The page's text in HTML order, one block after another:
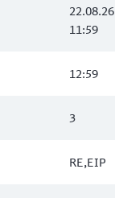
22.08.26
11:59
12:59
3
RE,EIP